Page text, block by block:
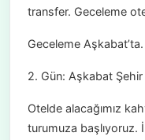
transfer. Geceleme
Geceleme
2. Gün: Aşkabat Şehir
Otelde alacağımız
turumuza başlıyoruz.